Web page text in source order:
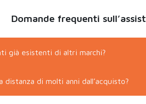
Domande frequenti
già esistenti di altri marchi?
di molti anni dall’acquisto?